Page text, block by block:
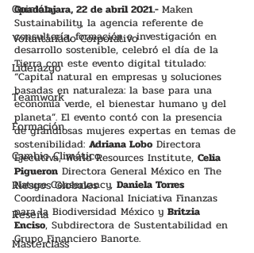
Opinión
Voluntariado Corporativo
Liderazgo
Teamwork
Formación
Cambio Climático
Riesgos Globales
Reseña
Masterclass
Guadalajara, 22 de abril 2021.- Maken
Sustainability, la agencia referente de
consultoría, formación e investigación en
desarrollo sostenible, celebró el día de la
Tierra con este evento digital titulado:
“Capital natural en empresas y soluciones
basadas en naturaleza: la base para una
economía verde, el bienestar humano y del
planeta”. El evento contó con la presencia
de grandiosas mujeres expertas en temas de
sostenibilidad: Adriana Lobo Directora
Ejecutiva, World Resources Institute, Celia
Pigueron Directora General México en The
Nature Conservancy, Daniela Torres
Coordinadora Nacional Iniciativa Finanzas
para la Biodiversidad México y Britzia
Enciso, Subdirectora de Sustentabilidad en
Grupo Financiero Banorte.